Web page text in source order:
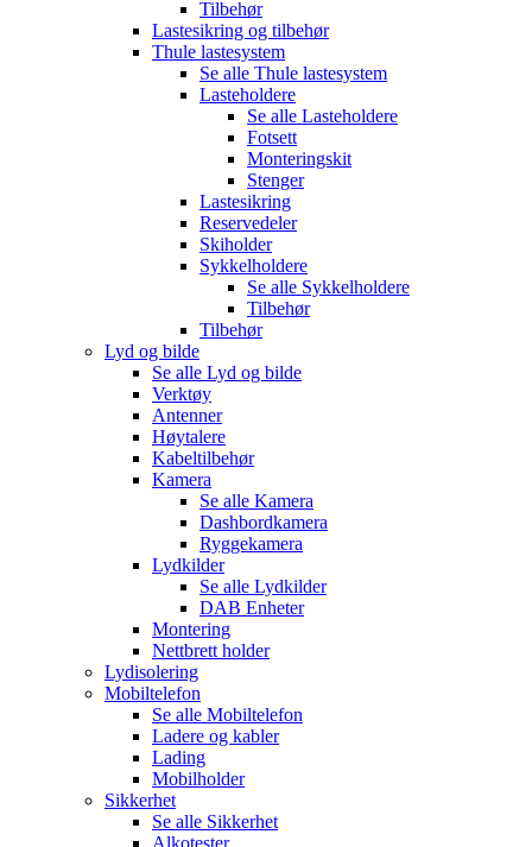
Tilbehør
Lastesikring og tilbehør
Thule lastesystem
Se alle Thule lastesystem
Lasteholdere
Se alle Lasteholdere
Fotsett
Monteringskit
Stenger
Lastesikring
Reservedeler
Skiholder
Sykkelholdere
Se alle Sykkelholdere
Tilbehør
Tilbehør
Lyd og bilde
Se alle Lyd og bilde
Verktøy
Antenner
Høytalere
Kabeltilbehør
Kamera
Se alle Kamera
Dashbordkamera
Ryggekamera
Lydkilder
Se alle Lydkilder
DAB Enheter
Montering
Nettbrett holder
Lydisolering
Mobiltelefon
Se alle Mobiltelefon
Ladere og kabler
Lading
Mobilholder
Sikkerhet
Se alle Sikkerhet
Alkotester